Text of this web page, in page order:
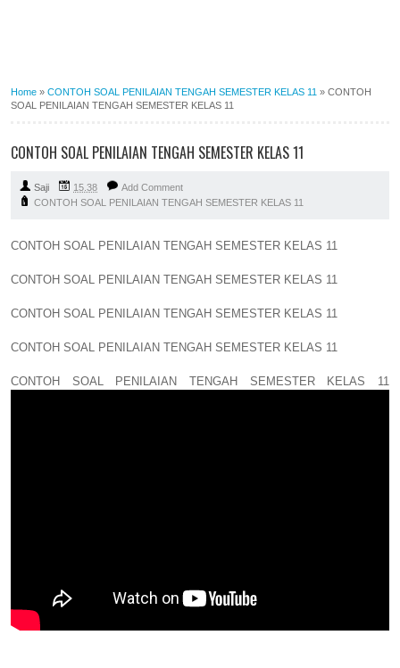
Home » CONTOH SOAL PENILAIAN TENGAH SEMESTER KELAS 11 » CONTOH
SOAL PENILAIAN TENGAH SEMESTER KELAS 11
CONTOH SOAL PENILAIAN TENGAH SEMESTER KELAS 11
Saji 15.38
Add Comment
CONTOH SOAL PENILAIAN TENGAH SEMESTER KELAS 11
CONTOH SOAL PENILAIAN TENGAH SEMESTER KELAS 11
CONTOH SOAL PENILAIAN TENGAH SEMESTER KELAS 11
CONTOH SOAL PENILAIAN TENGAH SEMESTER KELAS 11
CONTOH SOAL PENILAIAN TENGAH SEMESTER KELAS 11
CONTOH SOAL PENILAIAN TENGAH SEMESTER KELAS 11